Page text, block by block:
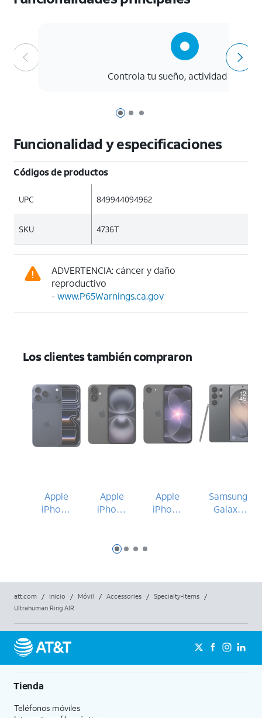
Página 1 de 3
Página 2 de 3
Página 3 de 3
Controla tu sueño, actividad y estrés
Funcionalidad y especificaciones
Códigos de productos
UPC 849944094962
SKU 4736T
ADVERTENCIA: cáncer y daño
reproductivo
-www.P65Warnings.ca.gov
Los clientes también compraron
Apple
iPhone
Apple
iPhone
Apple
iPhone
Samsung
Galaxy
Diapositiva 1
Diapositiva 2
Diapositiva 3
Diapositiva 4
att.com / Inicio / Móvil / Accessories / Specialty-Items
/
Ultrahuman Ring AIR
Tienda
Teléfonos móviles